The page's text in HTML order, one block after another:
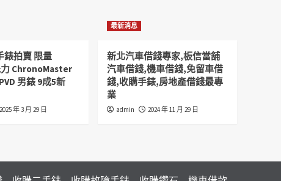
錶拍賣 限量
力 ChronoMaster
男錶 9成5新
2025 年 3 月 29 日
最新消息
新北汽車借錢專家,板信當舖
汽車借錢,機車借錢,免留車借
錢,收購手錶,房地產借錢最專
業
admin 2024 年 11 月 29 日